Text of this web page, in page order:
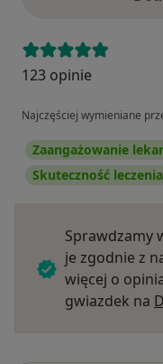
123 opinie
Najczęściej wymieniane
Zaangażowanie
Skuteczność leczenia
Sprawdzamy
je zgodnie z
więcej o
gwiazdek na